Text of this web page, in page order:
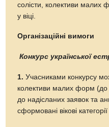
солісти, колективи малих
у віці.
Організаційні вимоги
Конкурс української
1. Учасниками конкурсу
колективи малих форм (до 6
до надісланих заявок та
сформовані вікові